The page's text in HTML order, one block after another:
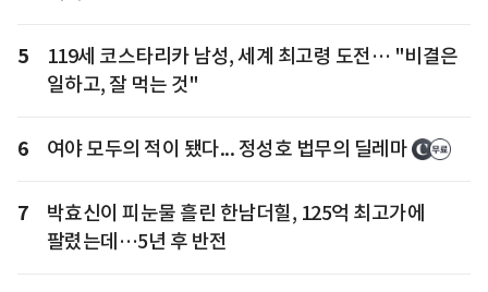
5
119세 코스타리카 남성, 세계 최고령 도전… "비결은
일하고, 잘 먹는 것"
6 여야 모두의 적이 됐다... 정성호 법무의 딜레마
7
박효신이 피눈물 흘린 한남더힐, 125억 최고가에
팔렸는데…5년 후 반전